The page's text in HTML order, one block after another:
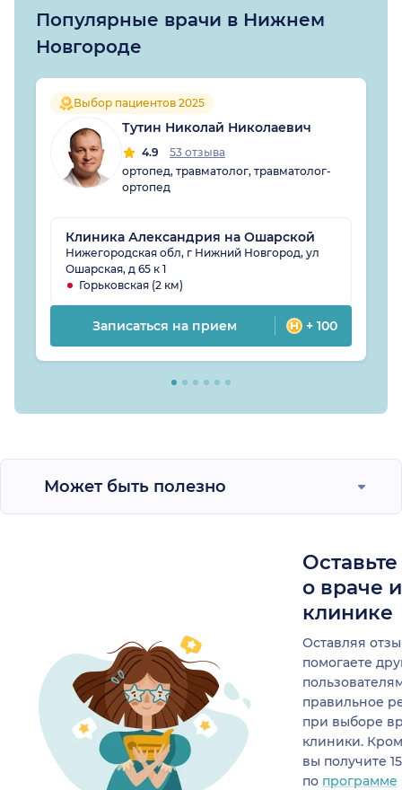
Популярные врачи в Нижнем
Новгороде
Выбор пациентов 2025
Тутин Николай Николаевич
4.9
53 отзыва
ортопед, травматолог, травматолог-
ортопед
Клиника Александрия на Ошарской
Нижегородская обл, г Нижний Новгород, ул
Ошарская, д 65 к 1
Горьковская (2 км)
Записаться на прием + 100
Может быть полезно
о враче
клинике
Оставляя
помогаете
правильное
при выборе
клиники.
вы получите
по программе